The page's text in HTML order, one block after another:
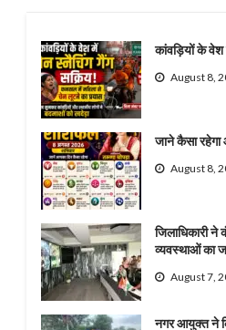
कांवड़ियों के
August 8,
जाने कैसा
August 8,
जिलाधिकारी
व्यवस्थाओं का
August 7,
नगर आयुक्त ने